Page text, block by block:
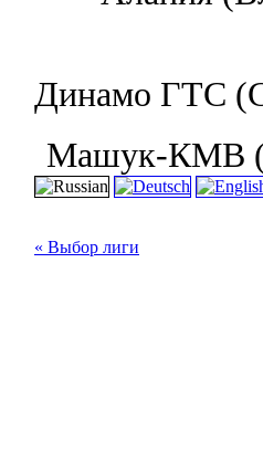
Динамо ГТС
Машук-КМВ
« Выбор лиги